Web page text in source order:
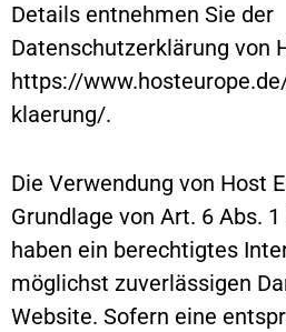
Details entnehmen Sie der
Datenschutzerklärung von
https://
klaerung/.
Die Verwendung von Host
Grundlage von Art. 6 Abs.
haben ein berechtigtes
möglichst zuverlässigen
Website. Sofern eine